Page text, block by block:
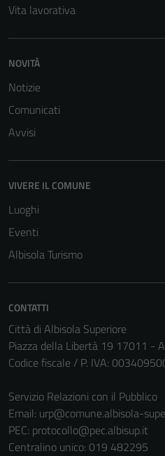
Vita lavorativa
NOVITÀ
Notizie
Comunicati
Avvisi
VIVERE IL COMUNE
Luoghi
Eventi
Albisola Turismo
CONTATTI
Città di Albisola Superiore
Piazza della Libertà 19 17011 -
Codice fiscale / P. IVA:
Servizio Relazioni con il Pubblico
Email: urp@comune.albisola-
PEC: protocollo@pec.albisup.it
Centralino unico: 019 482295